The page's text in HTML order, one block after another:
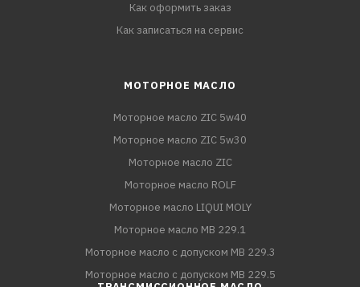
Как оформить заказ
Как записаться на сервис
МОТОРНОЕ МАСЛО
Моторное масло ZIC 5w40
Моторное масло ZIC 5w30
Моторное масло ZIC
Моторное масло ROLF
Моторное масло LIQUI MOLY
Моторное масло MB 229.1
Моторное масло с допуском MB 229.3
Моторное масло с допуском MB 229.5